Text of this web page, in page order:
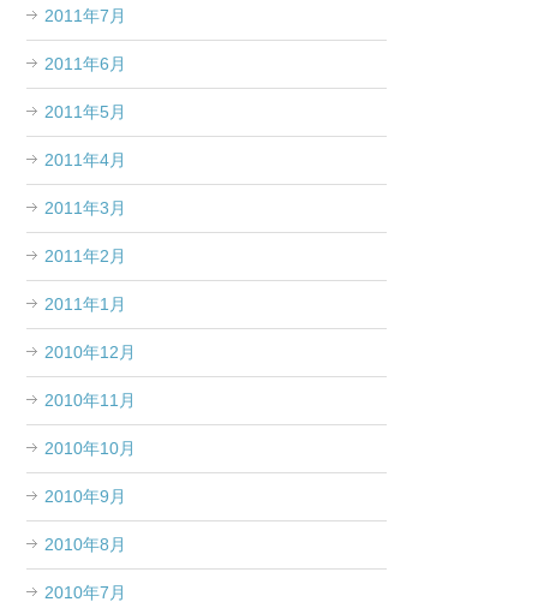
2011年7月
2011年6月
2011年5月
2011年4月
2011年3月
2011年2月
2011年1月
2010年12月
2010年11月
2010年10月
2010年9月
2010年8月
2010年7月